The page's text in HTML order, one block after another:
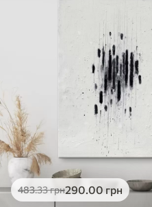
483.33грн290.00 грн